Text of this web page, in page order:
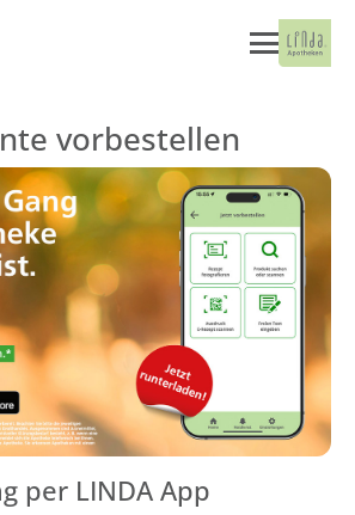
vorbestellen
per LINDA App